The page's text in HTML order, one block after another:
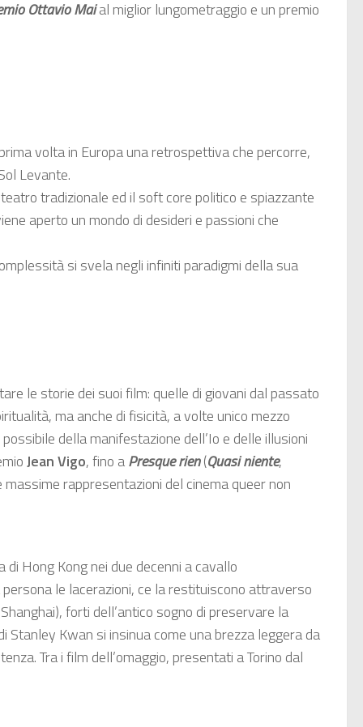
Ottavio Maial miglior lungometraggio e un premio
volta in Europa una retrospettiva che percorre,
Levante.
tradizionale ed il soft core politico e spiazzante
aperto un mondo di desideri e passioni che
si svela negli infiniti paradigmi della sua
le storie dei suoi film: quelle di giovani dal passato
ma anche di fisicità, a volte unico mezzo
della manifestazione dell’Io e delle illusioni
Jean Vigo, fino aPresque rien(Quasi niente,
rappresentazioni del cinema queer non
Hong Kong nei due decenni a cavallo
le lacerazioni, ce la restituiscono attraverso
forti dell’antico sogno di preservare la
Stanley Kwan si insinua come una brezza leggera da
Tra i film dell’omaggio, presentati a Torino dal